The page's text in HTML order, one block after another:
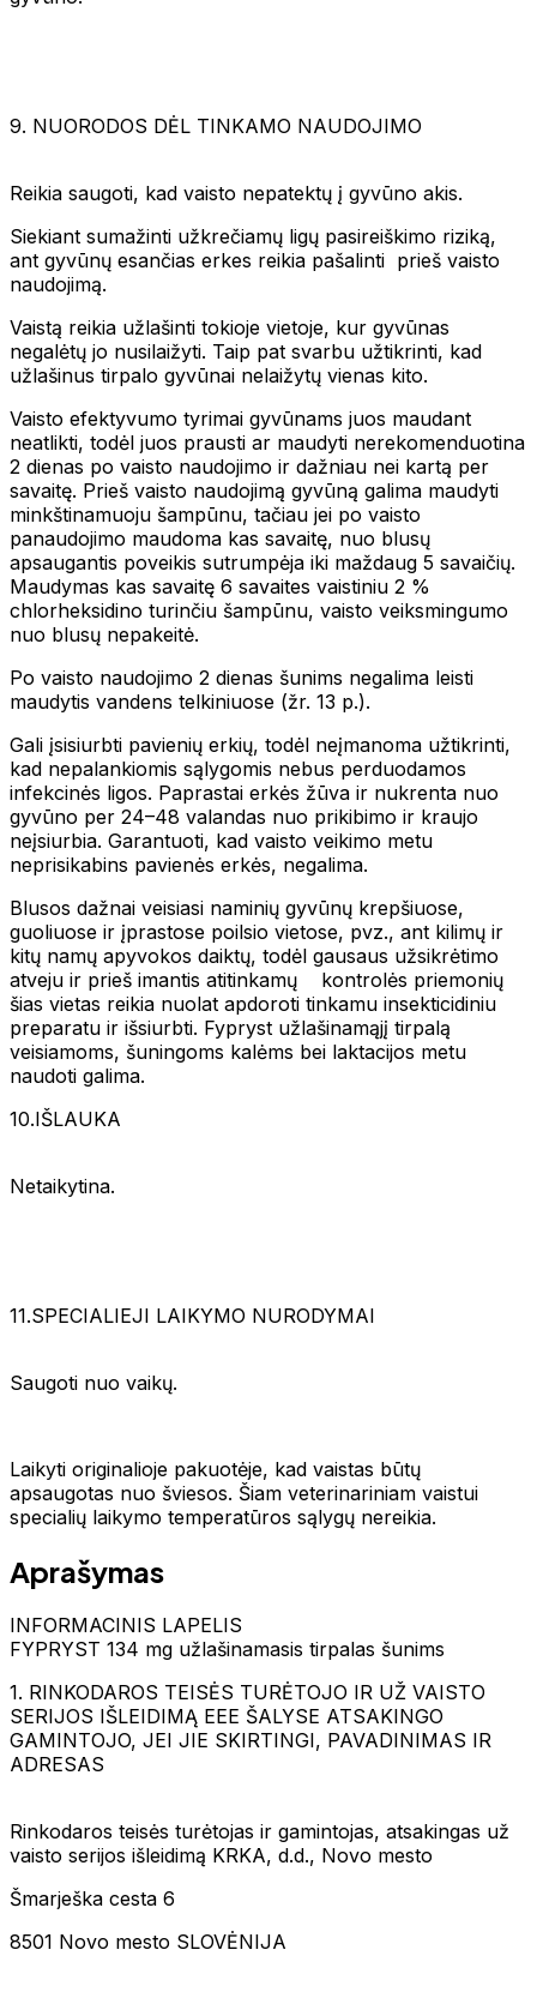
9. NUORODOS DĖL TINKAMO NAUDOJIMO
Reikia saugoti, kad vaisto nepatektų į gyvūno akis.
Siekiant sumažinti užkrečiamų ligų pasireiškimo riziką,
ant gyvūnų esančias erkes reikia pašalinti prieš vaisto
naudojimą.
Vaistą reikia užlašinti tokioje vietoje, kur gyvūnas
negalėtų jo nusilaižyti. Taip pat svarbu užtikrinti, kad
užlašinus tirpalo gyvūnai nelaižytų vienas kito.
Vaisto efektyvumo tyrimai gyvūnams juos maudant
neatlikti, todėl juos prausti ar maudyti nerekomenduotina
2 dienas po vaisto naudojimo ir dažniau nei kartą per
savaitę. Prieš vaisto naudojimą gyvūną galima maudyti
minkštinamuoju šampūnu, tačiau jei po vaisto
panaudojimo maudoma kas savaitę, nuo blusų
apsaugantis poveikis sutrumpėja iki maždaug 5 savaičių.
Maudymas kas savaitę 6 savaites vaistiniu 2 %
chlorheksidino turinčiu šampūnu, vaisto veiksmingumo
nuo blusų nepakeitė.
Po vaisto naudojimo 2 dienas šunims negalima leisti
maudytis vandens telkiniuose (žr. 13 p.).
Gali įsisiurbti pavienių erkių, todėl neįmanoma užtikrinti,
kad nepalankiomis sąlygomis nebus perduodamos
infekcinės ligos. Paprastai erkės žūva ir nukrenta nuo
gyvūno per 24–48 valandas nuo prikibimo ir kraujo
neįsiurbia. Garantuoti, kad vaisto veikimo metu
neprisikabins pavienės erkės, negalima.
Blusos dažnai veisiasi naminių gyvūnų krepšiuose,
guoliuose ir įprastose poilsio vietose, pvz., ant kilimų ir
kitų namų apyvokos daiktų, todėl gausaus užsikrėtimo
atveju ir prieš imantis atitinkamų kontrolės priemonių
šias vietas reikia nuolat apdoroti tinkamu insekticidiniu
preparatu ir išsiurbti. Fypryst užlašinamąjį tirpalą
veisiamoms, šuningoms kalėms bei laktacijos metu
naudoti galima.
10.IŠLAUKA
Netaikytina.
11.SPECIALIEJI LAIKYMO NURODYMAI
Saugoti nuo vaikų.
Laikyti originalioje pakuotėje, kad vaistas būtų
apsaugotas nuo šviesos. Šiam veterinariniam vaistui
specialių laikymo temperatūros sąlygų nereikia.
Aprašymas
INFORMACINIS LAPELIS
FYPRYST 134 mg užlašinamasis tirpalas šunims
1. RINKODAROS TEISĖS TURĖTOJO IR UŽ VAISTO
SERIJOS IŠLEIDIMĄ EEE ŠALYSE ATSAKINGO
GAMINTOJO, JEI JIE SKIRTINGI, PAVADINIMAS IR
ADRESAS
Rinkodaros teisės turėtojas ir gamintojas, atsakingas už
vaisto serijos išleidimą KRKA, d.d., Novo mesto
Šmarješka cesta 6
8501 Novo mesto SLOVĖNIJA